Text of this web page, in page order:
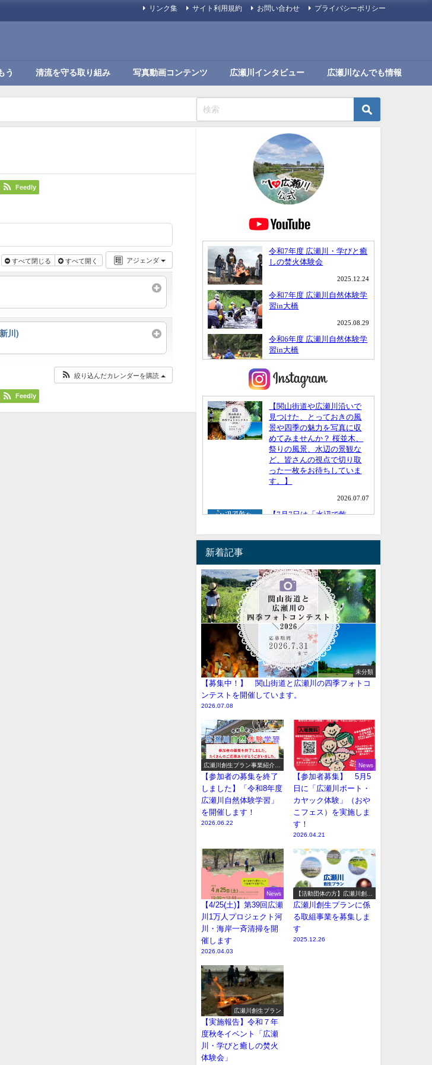
リンク集 サイト利用規約 お問い合わせ プライバシーポリシー
う 清流を守る取り組み 写真動画コンテンツ 広瀬川インタビュー 広瀬川なんでも情報
Feedly
アジェンダ
すべて閉じる すべて開く
川)
絞り込んだカレンダーを購読
Feedly
新着記事
未分類
【募集中！】 関山街道と広瀬川の四季フォトコ
ンテストを開催しています。
2026.07.08
広瀬川創生プラン事業紹介
（イベント系）
【参加者の募集を終了
しました】「令和8年度
広瀬川自然体験学習」
を開催します！
2026.06.22
News
【参加者募集】 5月5
日に「広瀬川ボート・
カヤック体験」（おや
こフェス）を実施しま
す！
2026.04.21
News
【4/25(土)】第39回広瀬
川1万人プロジェクト河
川・海岸一斉清掃を開
催します
2026.04.03
【活動団体の方】広瀬川創生
プラン参加事業の募集
広瀬川創生プランに係
る取組事業を募集しま
す
2025.12.26
広瀬川創生プラン
【実施報告】令和７年
度秋冬イベント「広瀬
川・学びと癒しの焚火
体験会」